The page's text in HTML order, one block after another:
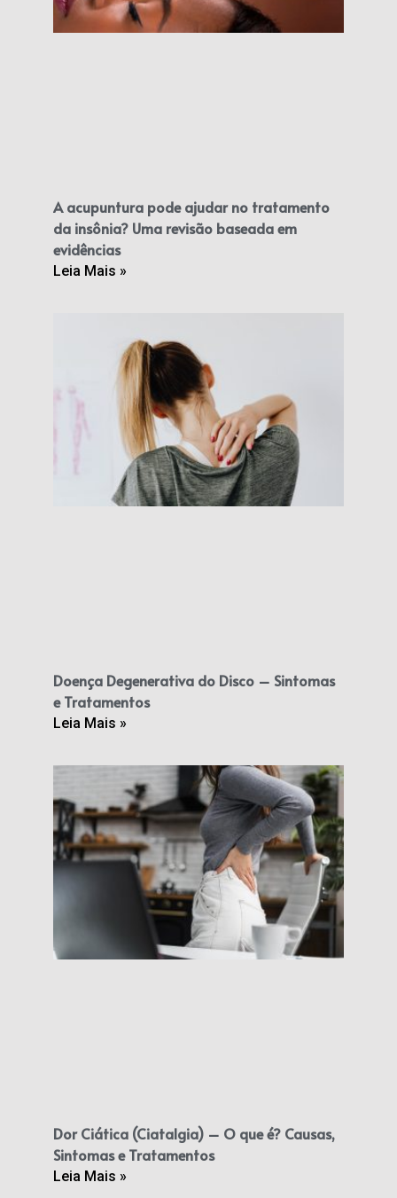
A acupuntura pode ajudar no tratamento
da insônia? Uma revisão baseada em
evidências
Leia Mais »
Doença Degenerativa do Disco – Sintomas
e Tratamentos
Leia Mais »
Dor Ciática (Ciatalgia) – O que é? Causas,
Sintomas e Tratamentos
Leia Mais »